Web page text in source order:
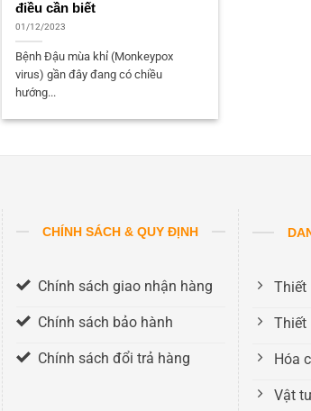
điều cần biết
01/12/2023
Bệnh Đậu mùa khỉ (Monkeypox
virus) gần đây đang có chiều
hướng...
CHÍNH SÁCH & QUY ĐỊNH
Chính sách giao nhận hàng
Chính sách bảo hành
Chính sách đổi trả hàng
Thiết
Thiết
Hóa
Vật